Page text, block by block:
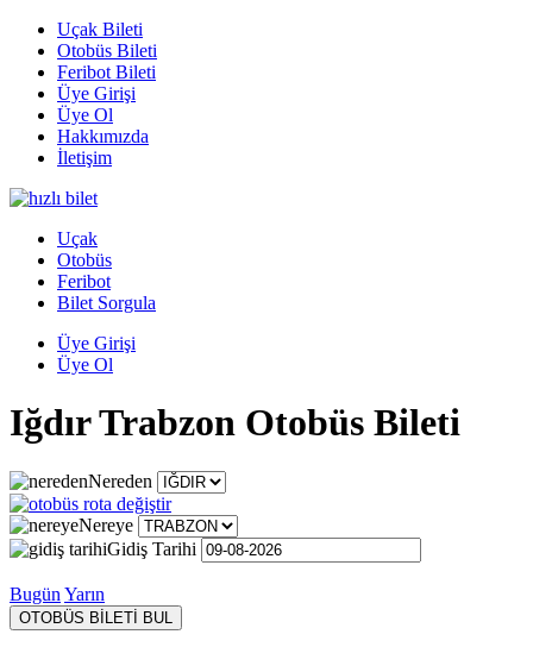
Uçak Bileti
Otobüs Bileti
Feribot Bileti
Üye Girişi
Üye Ol
Hakkımızda
İletişim
Uçak
Otobüs
Feribot
Bilet Sorgula
Üye Girişi
Üye Ol
Iğdır Trabzon Otobüs Bileti
Nereden
Nereye
Gidiş Tarihi
Bugün Yarın
OTOBÜS BİLETİ BUL